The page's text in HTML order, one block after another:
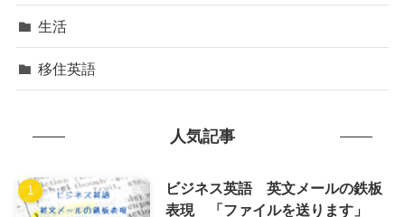
生活
移住英語
人気記事
ビジネス英語 英文メールの鉄板
表現 「ファイルを送ります」